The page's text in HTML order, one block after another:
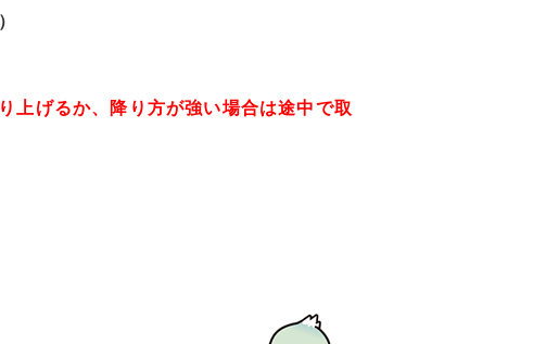
上げるか、降り方が強い場合は途中で取